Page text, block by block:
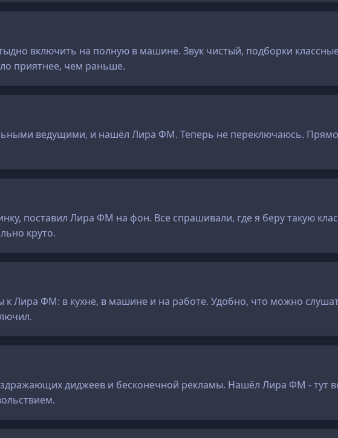
включить на полную в машине. Звук чистый, подборки
приятнее, чем раньше.
ведущими, и нашёл Лира ФМ. Теперь не переключаюсь.
поставил Лира ФМ на фон. Все спрашивали, где я беру такую
круто.
к Лира ФМ: в кухне, в машине и на работе. Удобно, что можно
диджеев и бесконечной рекламы. Нашёл Лира ФМ - тут